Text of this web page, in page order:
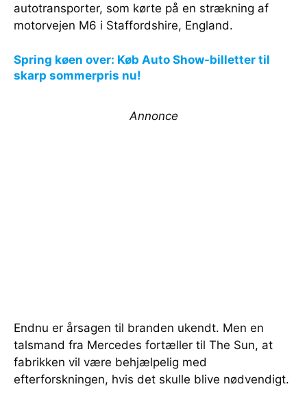
autotransporter, som kørte på en strækning af
motorvejen M6 i Staffordshire, England.
Spring køen over: Køb Auto Show-billetter til
skarp sommerpris nu!
Annonce
Endnu er årsagen til branden ukendt. Men en
talsmand fra Mercedes fortæller til The Sun, at
fabrikken vil være behjælpelig med
efterforskningen, hvis det skulle blive nødvendigt.